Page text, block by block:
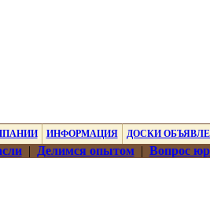
ИНФОРМАЦИЯ ДОСКИ
| Делимся опытом| Вопрос